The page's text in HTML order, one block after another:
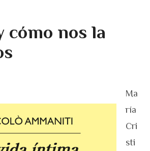
cómo nos la
Ma
ría
Cri
sti